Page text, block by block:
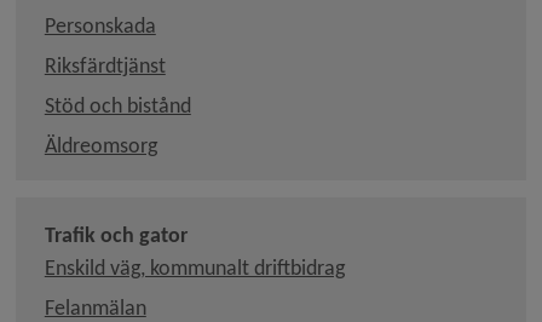
Personskada
Riksfärdtjänst
Stöd och bistånd
Äldreomsorg
Trafik och gator
Enskild väg, kommunalt driftbidrag
Felanmälan